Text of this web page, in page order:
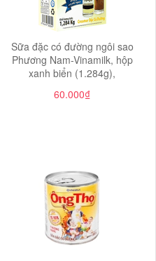
Sữa đặc có đường ngôi sao
Phương Nam-Vinamilk, hộp
xanh biển (1.284g),
60.000₫